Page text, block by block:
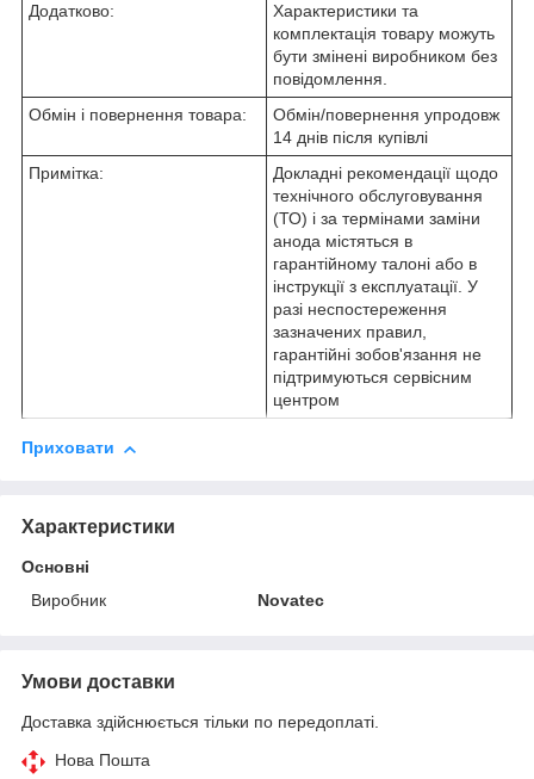
Додатково:
Характеристики та
комплектація товару можуть
бути змінені виробником без
повідомлення.
Обмін і повернення товара:
Обмін/повернення упродовж
14 днів після купівлі
Примітка:
Докладні рекомендації щодо
технічного обслуговування
(ТО) і за термінами заміни
анода містяться в
гарантійному талоні або в
інструкції з експлуатації. У
разі неспостереження
зазначених правил,
гарантійні зобов'язання не
підтримуються сервісним
центром
Приховати
Характеристики
Основні
Виробник
Novatec
Умови доставки
Доставка здійснюється тільки по передоплаті.
Нова Пошта